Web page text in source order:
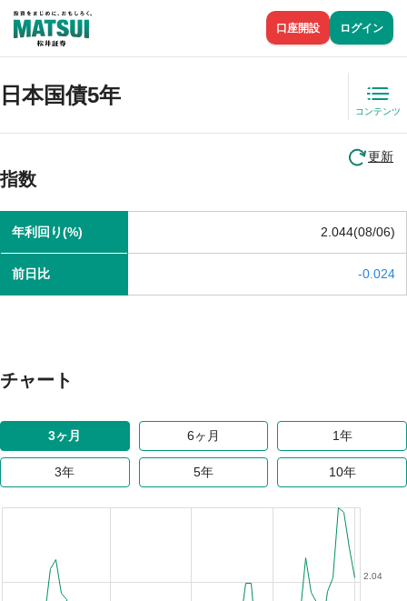
口座開設 ログイン
日本国債5年
コンテンツ
更新
指数
年利回り(%) 2.044(08/06)
前日比 -0.024
チャート
3ヶ月 6ヶ月 1年
3年 5年 10年
2.04